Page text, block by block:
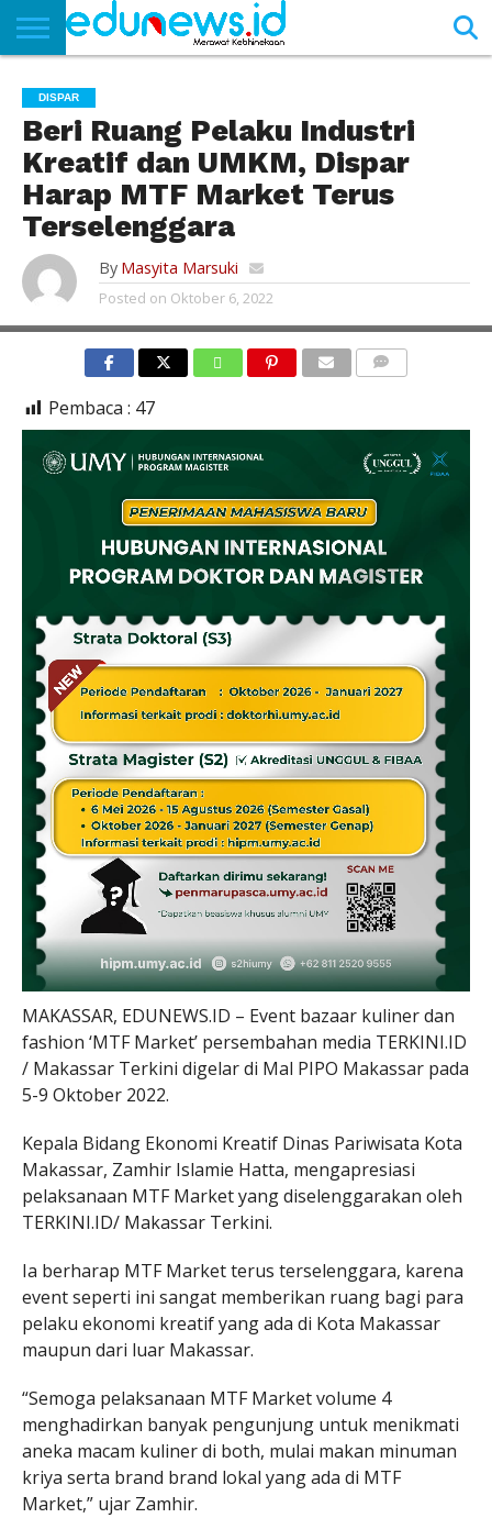
NEWS
EDUNEWS
LITERASI
PUSTAKA
SOSOK
TEKNO
KHASANAH
SASTRA
DISPAR
Beri Ruang Pelaku Industri
Kreatif dan UMKM, Dispar
Harap MTF Market Terus
Terselenggara
By Masyita Marsuki
Posted on Oktober 6, 2022
Pembaca : 47
MAKASSAR, EDUNEWS.ID – Event bazaar kuliner dan
fashion ‘MTF Market’ persembahan media TERKINI.ID
/ Makassar Terkini digelar di Mal PIPO Makassar pada
5-9 Oktober 2022.
Kepala Bidang Ekonomi Kreatif Dinas Pariwisata Kota
Makassar, Zamhir Islamie Hatta, mengapresiasi
pelaksanaan MTF Market yang diselenggarakan oleh
TERKINI.ID/ Makassar Terkini.
Ia berharap MTF Market terus terselenggara, karena
event seperti ini sangat memberikan ruang bagi para
pelaku ekonomi kreatif yang ada di Kota Makassar
maupun dari luar Makassar.
“Semoga pelaksanaan MTF Market volume 4
menghadirkan banyak pengunjung untuk menikmati
aneka macam kuliner di both, mulai makan minuman
kriya serta brand brand lokal yang ada di MTF
Market,” ujar Zamhir.